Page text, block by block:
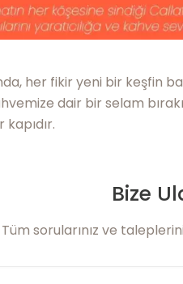
her fikir yeni bir keşfin
dair bir selam
Bize
Tüm sorularınız ve